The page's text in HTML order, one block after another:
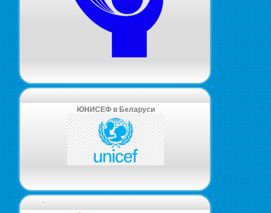
ЮНИСЕФ в Беларуси
-